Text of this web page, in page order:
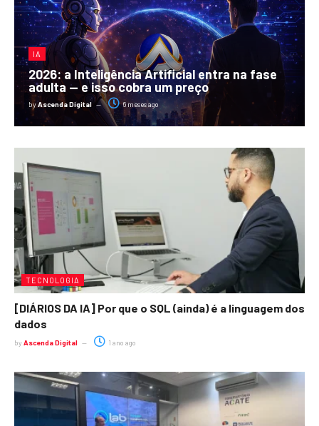
IA
2026: a Inteligência Artificial entra na fase
adulta — e isso cobra um preço
byAscenda Digital 6 meses ago
TECNOLOGIA
[DIÁRIOS DA IA] Por que o SQL (ainda) é a linguagem dos
dados
by Ascenda Digital 1 ano ago